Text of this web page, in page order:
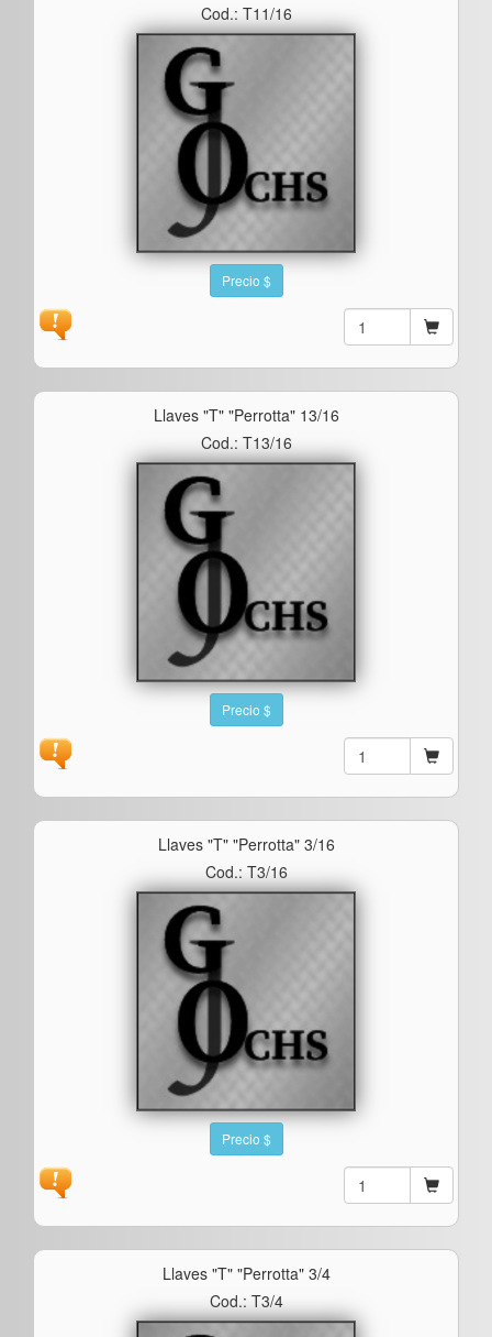
Cod.: T11/16
Precio $
Llaves "t" "perrotta" 13/16
Cod.: T13/16
Precio $
Llaves "t" "perrotta" 3/16
Cod.: T3/16
Precio $
Llaves "t" "perrotta" 3/4
Cod.: T3/4